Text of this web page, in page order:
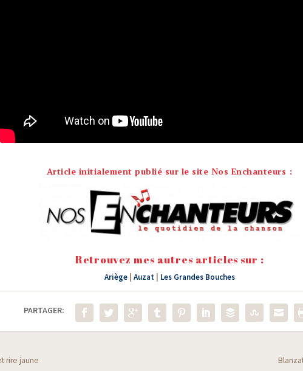
Article initialement publié sur le site Nos Enchanteurs :
Retrouvez mes autres articles sur :
Ariège| Auzat| Les Grandes Bouches
PARTAGER:
rire jaune